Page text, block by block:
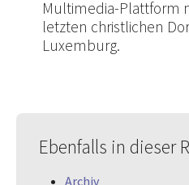
Multimedia-Plattform
letzten christlichen
Luxemburg.
Ebenfalls in dieser
Archiv